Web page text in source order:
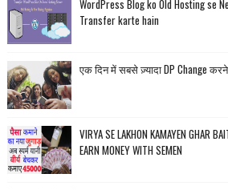
WordPress Blog ko Old Hosting se
Transfer karte hain
एक दिन में सबसे ज़्यादा DP Change
VIRYA SE LAKHON KAMAYEN GHAR
EARN MONEY WITH SEMEN